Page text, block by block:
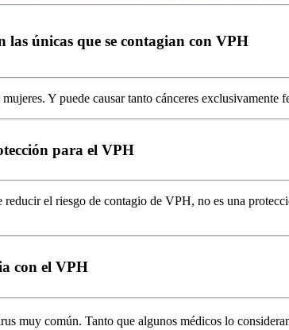
las únicas que se contagian con VPH
Y puede causar tanto cánceres
para el VPH
el riesgo de contagio de VPH, no es una
con el VPH
muy común. Tanto que algunos médicos lo